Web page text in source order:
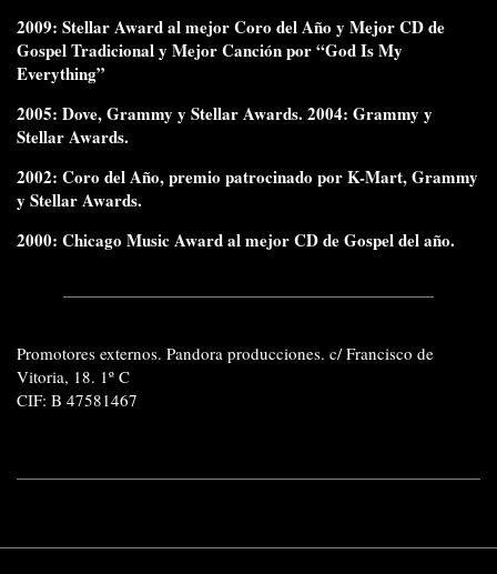
2009: Stellar Award al mejor Coro del Año y Mejor CD de
Gospel Tradicional y Mejor Canción por “God Is My
Everything”
2005: Dove, Grammy y Stellar Awards. 2004: Grammy y
Stellar Awards.
2002: Coro del Año, premio patrocinado por K-Mart, Grammy
y Stellar Awards.
2000: Chicago Music Award al mejor CD de Gospel del año.
Promotores externos. Pandora producciones. c/ Francisco de
Vitoria, 18. 1º C
CIF: B 47581467